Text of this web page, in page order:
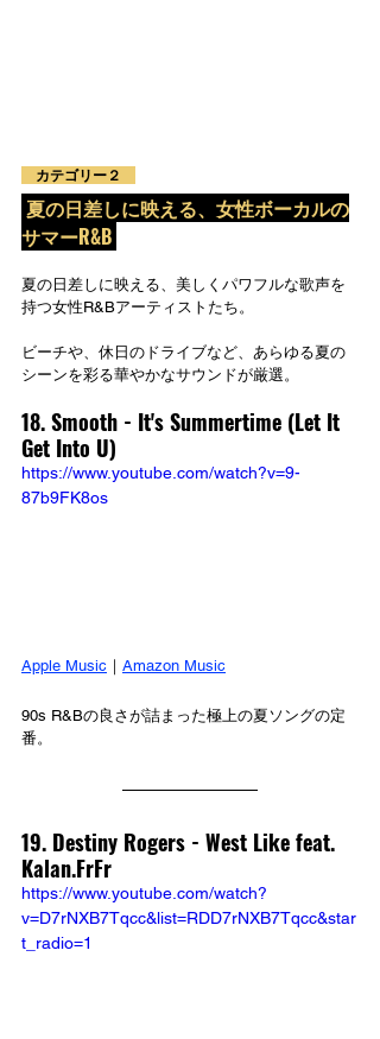
カテゴリー２
夏の日差しに映える、女性ボーカルの
サマーR&B
夏の日差しに映える、美しくパワフルな歌声を
持つ女性R&Bアーティストたち。
ビーチや、休日のドライブなど、あらゆる夏の
シーンを彩る華やかなサウンドが厳選。
18. Smooth - It's Summertime (Let It
Get Into U)
https://www.youtube.com/watch?v=9-
87b9FK8os
Apple Music ｜ Amazon Music
90s R&Bの良さが詰まった極上の夏ソングの定
番。
19. Destiny Rogers - West Like feat.
Kalan.FrFr
https://www.youtube.com/watch?
v=D7rNXB7Tqcc&list=RDD7rNXB7Tqcc&star
t_radio=1